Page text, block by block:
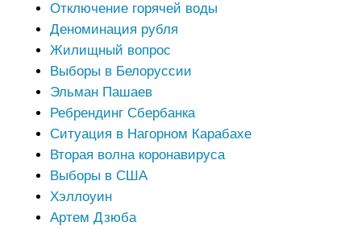
Отключение горячей воды
Деноминация рубля
Жилищный вопрос
Выборы в Белоруссии
Эльман Пашаев
Ребрендинг Сбербанка
Ситуация в Нагорном Карабахе
Вторая волна коронавируса
Выборы в США
Хэллоуин
Артем Дзюба